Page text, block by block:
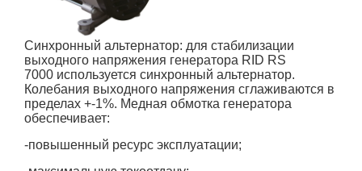
Синхронный альтернатор: для стабилизации
выходного напряжения генератора RID RS
7000 используется синхронный альтернатор.
Колебания выходного напряжения сглаживаются в
пределах +-1%. Медная обмотка генератора
обеспечивает:
-повышенный ресурс эксплуатации;